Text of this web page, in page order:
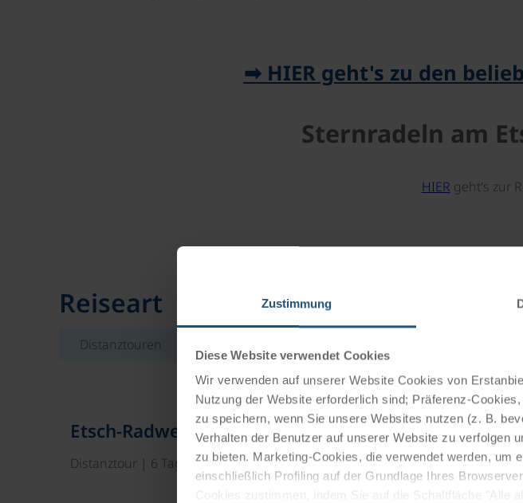
Zustimmung
Diese Website verwendet Cookies
Wir verwenden auf unserer Website Cookies von
Nutzung der Website erforderlich sind; Präferenz-
zu speichern, wenn Sie unsere Websites nutzen (z. B.
Verhalten der Benutzer auf unserer Website zu verfolgen
zu bieten. Marketing-Cookies, die verwendet werden, um
einschließlich Profiling auf der Grundlage Ihres
➡ HIER geht's zu den
Sternradeln am
HIER geht's zur
Reiseart
Distanztouren
Etsch-Radweg Meran - Verona
Distanztour | 6 Tage